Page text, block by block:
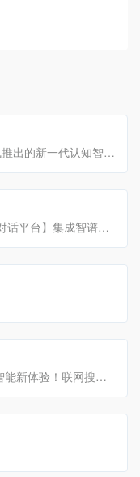
讯飞星火大模型，是由科大讯飞推出的新一代认知智能大模型，拥有跨领域的知识和语言理解能力，能够基于自然对话方式理[…]
AlphaChain-免费，有深度的AI对话平台】集成智谱、千帆、文心一言、零一万物和月之暗面等主流大语言[…]
来元宝，感受「DeepSeek+」智能新体验！联网搜索公众号、视频号等优质腾讯生态信源，搜得更准、答得更全；智[…]